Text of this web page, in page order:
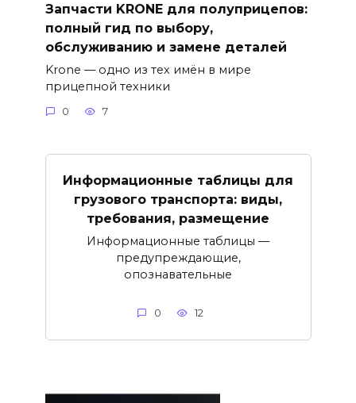
Запчасти KRONE для полуприцепов:
полный гид по выбору,
обслуживанию и замене деталей
Krone — одно из тех имён в мире
прицепной техники
0 7
Информационные таблицы для
грузового транспорта: виды,
требования, размещение
Информационные таблицы —
предупреждающие,
опознавательные
0 12